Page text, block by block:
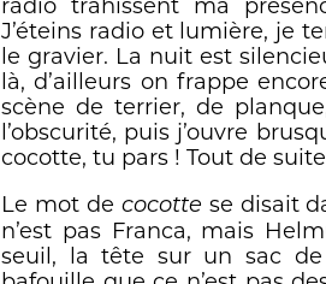
radio trahissent ma
J’éteins radio et lumière, je
le gravier. La nuit est
là, d’ailleurs on frappe
scène de terrier, de
l’obscurité, puis j’ouvre
cocotte, tu pars ! Tout de
Le mot de cocotte se disait
n’est pas Franca, mais
seuil, la tête sur un sac